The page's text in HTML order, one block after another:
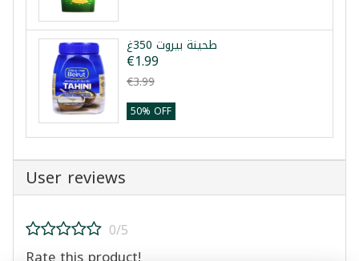
طحينة بيروت 350غ
€1.99
€3.99
50% OFF
User reviews
0/5